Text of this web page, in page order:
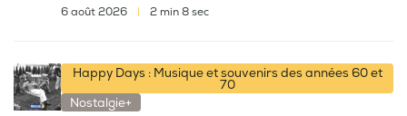
6 août 2026 2 min 8 sec
Happy Days : Musique et souvenirs des années 60 et
70
Nostalgie+